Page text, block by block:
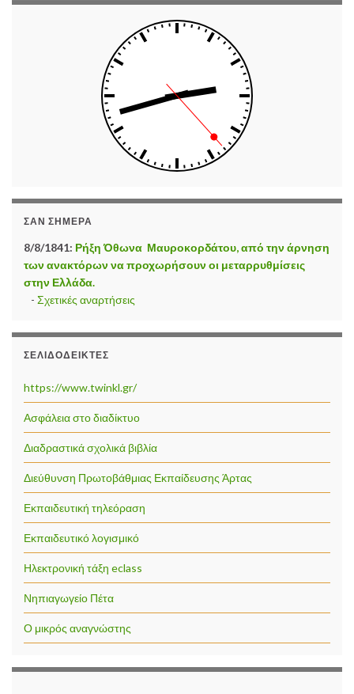
ΣΑΝ ΣΉΜΕΡΑ
8/8/1841: Ρήξη Όθωνα  Μαυροκορδάτου, από την άρνηση
των ανακτόρων να προχωρήσουν οι μεταρρυθμίσεις
στην Ελλάδα.
- Σχετικές αναρτήσεις
ΣΕΛΙΔΟΔΕΊΚΤΕΣ
https://www.twinkl.gr/
Ασφάλεια στο διαδίκτυο
Διαδραστικά σχολικά βιβλία
Διεύθυνση Πρωτοβάθμιας Εκπαίδευσης Άρτας
Εκπαιδευτική τηλεόραση
Εκπαιδευτικό λογισμικό
Ηλεκτρονική τάξη eclass
Νηπιαγωγείο Πέτα
Ο μικρός αναγνώστης